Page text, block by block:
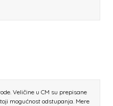
Veličine u CM su prepisane
mogućnost odstupanja. Mere